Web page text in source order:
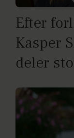
Efter
Kasper
deler